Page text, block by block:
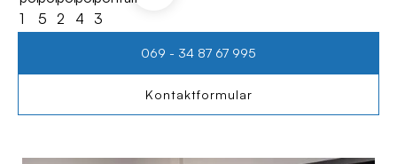
069 - 34 87 67 995
Kontaktformular